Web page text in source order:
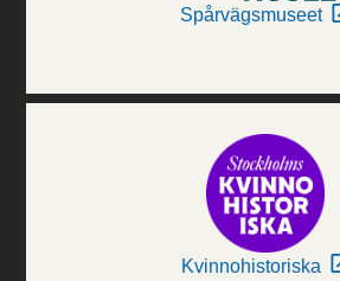
Spårvägsmuseet
Kvinnohistoriska